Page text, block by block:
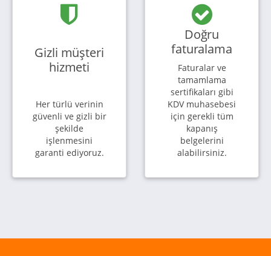
Gizli müşteri
hizmeti
Her türlü verinin
güvenli ve gizli bir
şekilde
işlenmesini
garanti ediyoruz.
Doğru
faturalama
Faturalar ve
tamamlama
sertifikaları gibi
KDV muhasebesi
için gerekli tüm
kapanış
belgelerini
alabilirsiniz.